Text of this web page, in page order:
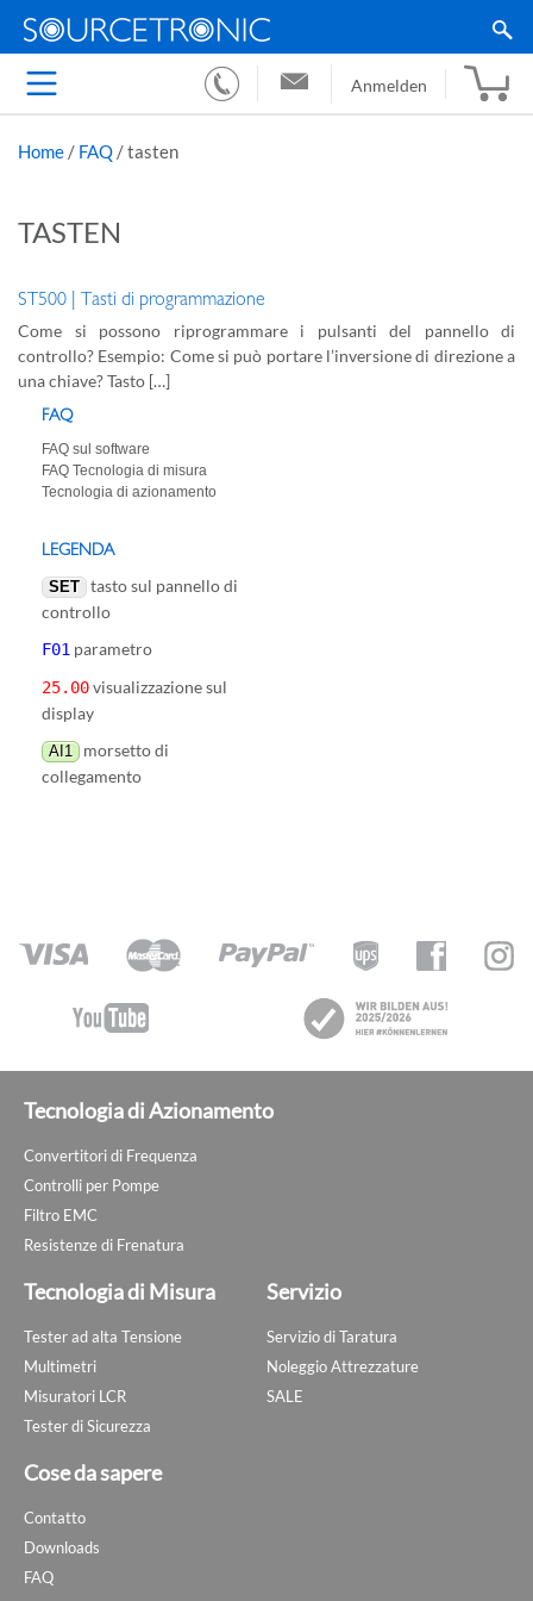
Anmelden
Home / FAQ /tasten
TASTEN
ST500 | Tasti di programmazione
Come si possono riprogrammare i pulsanti del pannello di
controllo? Esempio: Come si può portare l’inversione di direzione a
una chiave? Tasto […]
FAQ
FAQ sul software
FAQ Tecnologia di misura
Tecnologia di azionamento
LEGENDA
SET
tasto sul pannello di
controllo
F01 parametro
25.00visualizzazione sul
display
AI1
morsetto di
collegamento
Tecnologia di Azionamento
Convertitori di Frequenza
Controlli per Pompe
Filtro EMC
Resistenze di Frenatura
Tecnologia di Misura
Tester ad alta Tensione
Multimetri
Misuratori LCR
Tester di Sicurezza
Servizio
Servizio di Taratura
Noleggio Attrezzature
SALE
Cose da sapere
Contatto
Downloads
FAQ